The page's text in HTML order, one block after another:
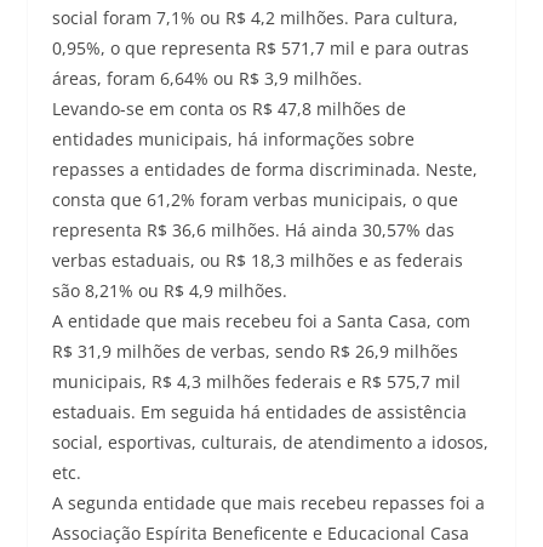
social foram 7,1% ou R$ 4,2 milhões. Para cultura,
0,95%, o que representa R$ 571,7 mil e para outras
áreas, foram 6,64% ou R$ 3,9 milhões.
Levando-se em conta os R$ 47,8 milhões de
entidades municipais, há informações sobre
repasses a entidades de forma discriminada. Neste,
consta que 61,2% foram verbas municipais, o que
representa R$ 36,6 milhões. Há ainda 30,57% das
verbas estaduais, ou R$ 18,3 milhões e as federais
são 8,21% ou R$ 4,9 milhões.
A entidade que mais recebeu foi a Santa Casa, com
R$ 31,9 milhões de verbas, sendo R$ 26,9 milhões
municipais, R$ 4,3 milhões federais e R$ 575,7 mil
estaduais. Em seguida há entidades de assistência
social, esportivas, culturais, de atendimento a idosos,
etc.
A segunda entidade que mais recebeu repasses foi a
Associação Espírita Beneficente e Educacional Casa